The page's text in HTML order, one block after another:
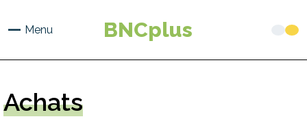
principal
Menu BNCplus
Achats